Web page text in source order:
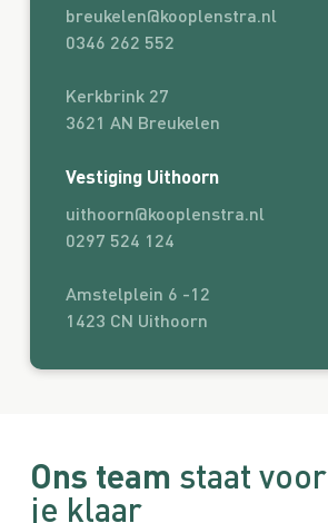
breukelen@kooplenstra.nl
0346 262 552
Kerkbrink 27
3621 AN Breukelen
Vestiging Uithoorn
uithoorn@kooplenstra.nl
0297 524 124
Amstelplein 6 -12
1423 CN Uithoorn
Ons team staat voor
je klaar